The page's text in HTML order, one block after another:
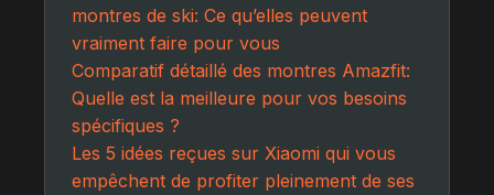
montres de ski: Ce qu’elles peuvent
vraiment faire pour vous
Comparatif détaillé des montres Amazfit:
Quelle est la meilleure pour vos besoins
spécifiques ?
Les 5 idées reçues sur Xiaomi qui vous
empêchent de profiter pleinement de ses